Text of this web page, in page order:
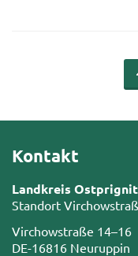
Kontakt
Landkreis
Standort
Virchowstraße 14–16
DE-16816 Neuruppin